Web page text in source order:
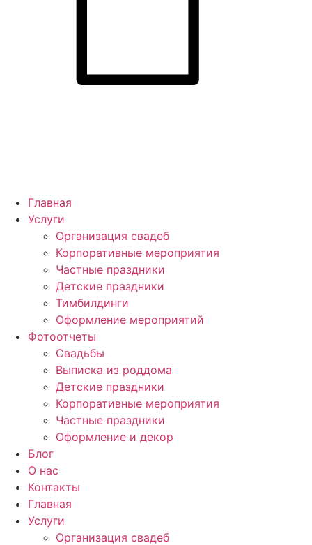
Главная
Услуги
Организация свадеб
Корпоративные мероприятия
Частные праздники
Детские праздники
Тимбилдинги
Оформление мероприятий
Фотоотчеты
Cвадьбы
Выписка из роддома
Детские праздники
Корпоративные мероприятия
Частные праздники
Оформление и декор
Блог
О нас
Контакты
Главная
Услуги
Организация свадеб